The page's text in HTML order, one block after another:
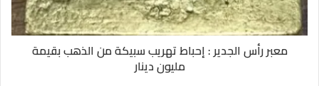
معبر رأس الجدير : إحباط تهريب سبيكة من الذهب بقيمة
مليون دينار